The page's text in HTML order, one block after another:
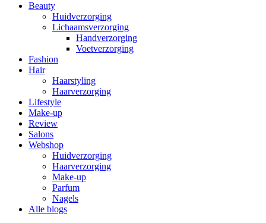
Beauty
Huidverzorging
Lichaamsverzorging
Handverzorging
Voetverzorging
Fashion
Hair
Haarstyling
Haarverzorging
Lifestyle
Make-up
Review
Salons
Webshop
Huidverzorging
Haarverzorging
Make-up
Parfum
Nagels
Alle blogs